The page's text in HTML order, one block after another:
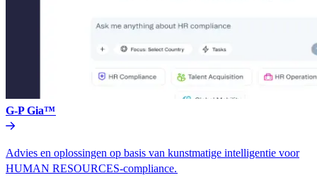
G-P Gia™​​
Advies en oplossingen op basis van kunstmatige intelligentie voor
HUMAN RESOURCES-compliance.​​